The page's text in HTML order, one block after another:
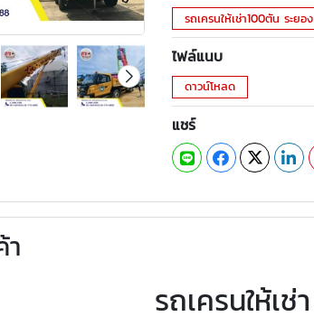
รถเครนให้เช่า100ตัน ระยอ
ไฟล์แนบ
ดาวน์โหลด
แชร์
รถเครนให้เ